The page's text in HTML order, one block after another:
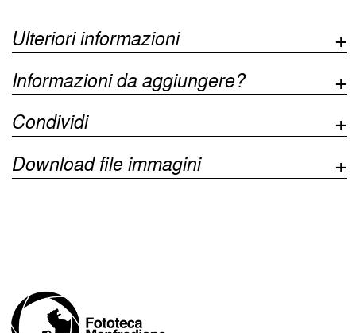
Ulteriori informazioni
Informazioni da aggiungere?
Condividi
Download file immagini